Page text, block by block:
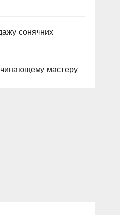
сонячних
мастеру